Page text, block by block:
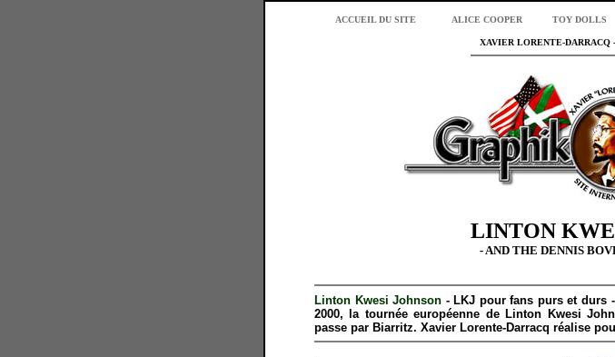
ACCUEIL DU SITE ALICE COOPER TOY DOLLS
XAVIER LORENTE-DARRACQ
LINTON
- AND THE DENNIS
Linton Kwesi Johnson - LKJ pour fans purs et durs
2000, la tournée européenne de Linton Kwesi
passe par Biarritz. Xavier Lorente-Darracq réalise